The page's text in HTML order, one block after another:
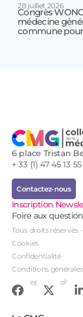
28 juillet 2026
Congrès
médecine
commune
6 place Tristan
+ 33 (1) 47 45 13 55
Contactez-nous
Inscription
Foire aux
Tous droits réservés
Cookies
Confidentialité
Conditions
Conception : John